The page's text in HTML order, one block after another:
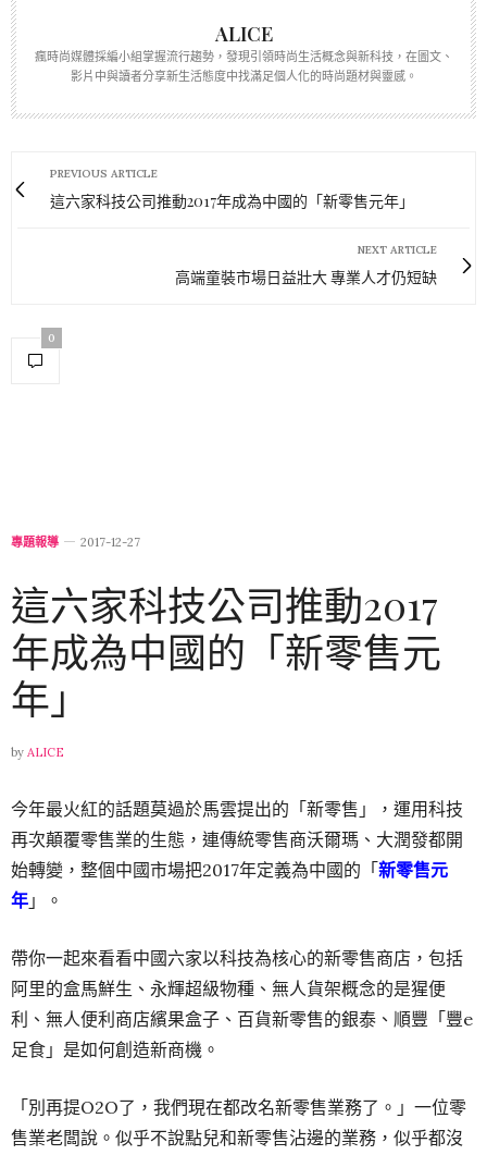
ALICE
瘋時尚媒體採編小組掌握流行趨勢，發現引領時尚生活概念與新科技，在圖文、
影片中與讀者分享新生活態度中找滿足個人化的時尚題材與靈感。
PREVIOUS ARTICLE
這六家科技公司推動2017年成為中國的「新零售元年」
NEXT ARTICLE
高端童裝市場日益壯大 專業人才仍短缺
0
專題報導 2017-12-27
這六家科技公司推動2017
年成為中國的「新零售元
年」
by ALICE
今年最火紅的話題莫過於馬雲提出的「新零售」，運用科技
再次顛覆零售業的生態，連傳統零售商沃爾瑪、大潤發都開
始轉變，整個中國市場把2017年定義為中國的「新零售元
年 」。
帶你一起來看看中國六家以科技為核心的新零售商店，包括
阿里的盒馬鮮生、永輝超級物種、無人貨架概念的是猩便
利、無人便利商店繽果盒子、百貨新零售的銀泰、順豐「豐e
足食」是如何創造新商機。
「別再提O2O了，我們現在都改名新零售業務了。」一位零
售業老闆說。似乎不說點兒和新零售沾邊的業務，似乎都沒